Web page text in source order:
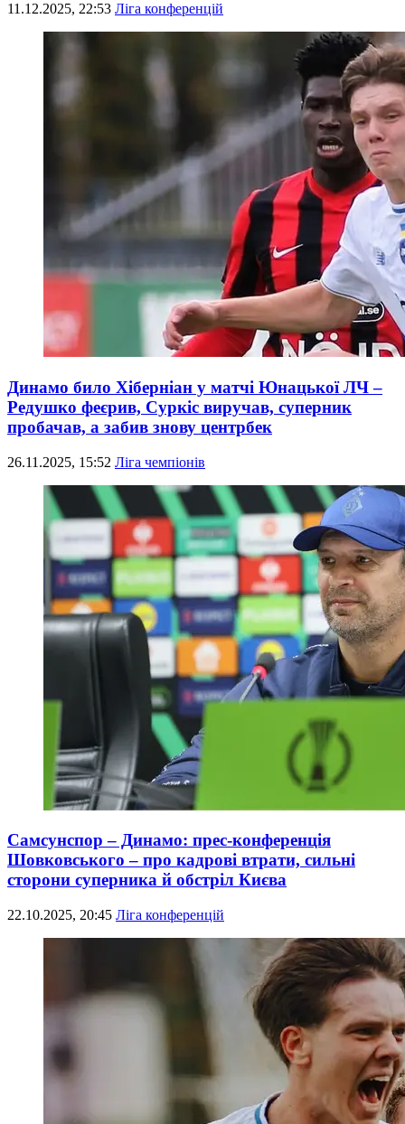
11.12.2025, 22:53 Ліга конференцій
Динамо било Хіберніан у матчі Юнацької ЛЧ –
Редушко феєрив, Суркіс виручав, суперник
пробачав, а забив знову центрбек
26.11.2025, 15:52 Ліга чемпіонів
Самсунспор – Динамо: прес-конференція
Шовковського – про кадрові втрати, сильні
сторони суперника й обстріл Києва
22.10.2025, 20:45 Ліга конференцій